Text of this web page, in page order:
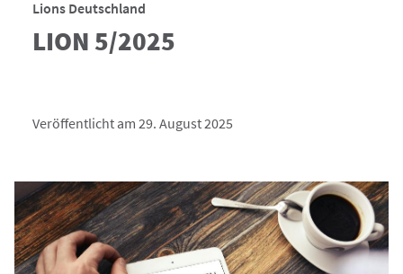
Lions Deutschland
LION 5/2025
Veröffentlicht am 29. August 2025